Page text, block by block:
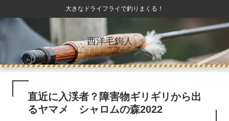
大きなドライフライで釣りまくる！
西洋毛鉤人。
直近に入渓者？障害物ギリギリから出
るヤマメ シャロムの森2022